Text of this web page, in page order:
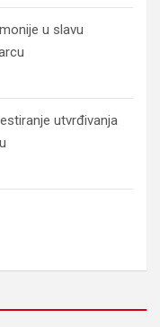
u slavu
utvrđivanja